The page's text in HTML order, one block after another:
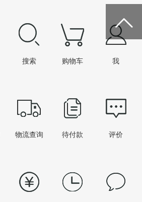

搜索 购物车 我
物流查询 待付款 评价